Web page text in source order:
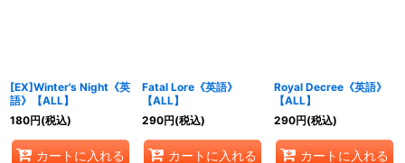
[EX]Winter's Night《英
語》【ALL】
180円(税込)
カートに入れる
Fatal Lore《英語》
【ALL】
290円(税込)
カートに入れる
Royal Decree《英語》
【ALL】
290円(税込)
カートに入れる